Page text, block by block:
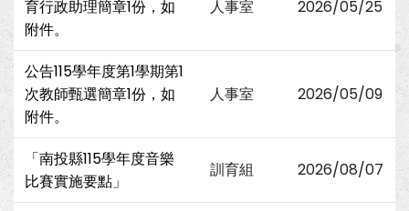
育行政助理簡章1份，如
附件。
人事室 2026/05/25
公告115學年度第1學期第1
次教師甄選簡章1份，如
附件。
人事室 2026/05/09
「南投縣115學年度音樂
比賽實施要點」
訓育組 2026/08/07